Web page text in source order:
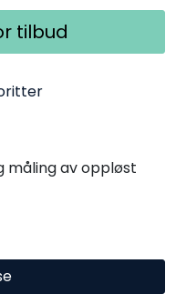
tilbud
måling av oppløst